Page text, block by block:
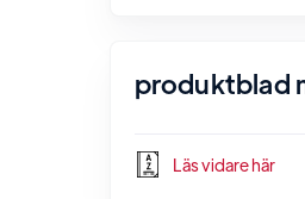
produktblad
Läs vidare här